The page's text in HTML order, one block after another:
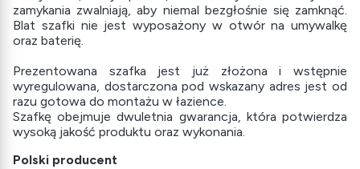
zamykania zwalniają, aby niemal bezgłośnie się zamknąć.
Blat szafki nie jest wyposażony w otwór na umywalkę
oraz baterię.
Prezentowana szafka jest już złożona i wstępnie
wyregulowana, dostarczona pod wskazany adres jest od
razu gotowa do montażu w łazience.
Szafkę obejmuje dwuletnia gwarancja, która potwierdza
wysoką jakość produktu oraz wykonania.
Polski producent